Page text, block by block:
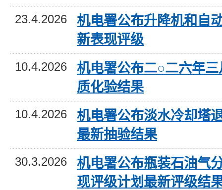
23.4.2026
机电署公布升降机和自
新表现评级
10.4.2026
机电署公布二○二六年
质化验结果
10.4.2026
机电署公布淡水冷却塔
最新抽验结果
30.3.2026
机电署公布瓶装石油气
现评级计划最新评级结